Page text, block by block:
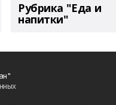
Рубрика "Еда и
напитки"